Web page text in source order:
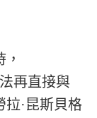
再直接與
·昆斯貝格